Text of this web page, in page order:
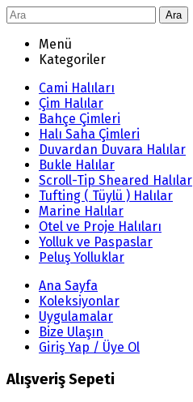
Ara
Menü
Kategoriler
Cami Halıları
Çim Halılar
Bahçe Çimleri
Halı Saha Çimleri
Duvardan Duvara Halılar
Bukle Halılar
Scroll-Tip Sheared Halılar
Tufting ( Tüylü ) Halılar
Marine Halılar
Otel ve Proje Halıları
Yolluk ve Paspaslar
Peluş Yolluklar
Ana Sayfa
Koleksiyonlar
Uygulamalar
Bize Ulaşın
Giriş Yap / Üye Ol
Alışveriş Sepeti